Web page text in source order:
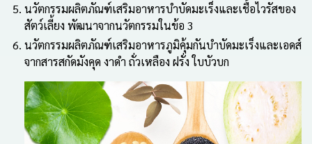
นวัตกรรมผลิตภัณฑ์เสริมอาหารบำบัดมะเร็งและเชื้อไวรัสของ
สัตว์เลี้ยง พัฒนาจากนวัตกรรมในข้อ 3
นวัตกรรมผลิตภัณฑ์เสริมอาหารภูมิคุ้มกันบำบัดมะเร็งและเอดส์
จากสารสกัดมังคุด งาดำ ถั่วเหลือง ฝรั่งใบบัวบก